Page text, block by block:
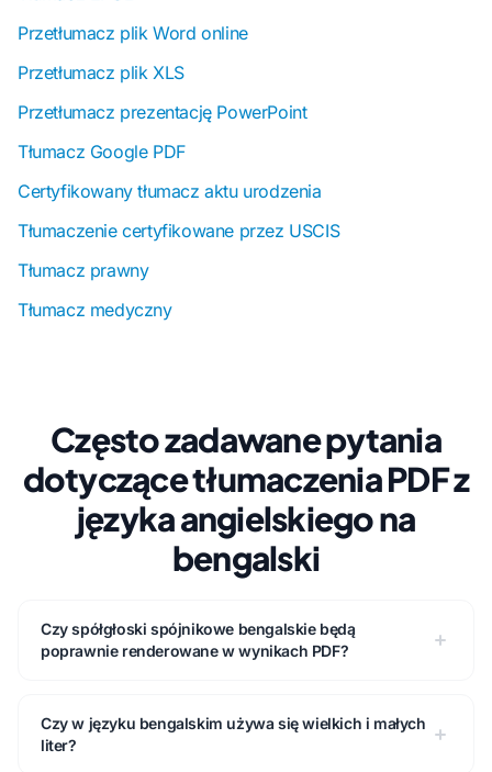
Przetłumacz plik Word online
Przetłumacz plik XLS
Przetłumacz prezentację PowerPoint
Tłumacz Google PDF
Certyfikowany tłumacz aktu urodzenia
Tłumaczenie certyfikowane przez USCIS
Tłumacz prawny
Tłumacz medyczny
Często zadawane pytania
dotyczące tłumaczenia PDF z
języka angielskiego na
bengalski
Czy spółgłoski spójnikowe bengalskie będą
poprawnie renderowane w wynikach PDF?
Czy w języku bengalskim używa się wielkich i małych
liter?